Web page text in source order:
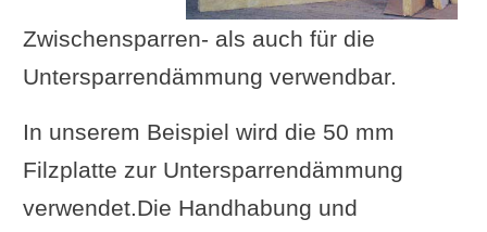
Zwischensparren- als auch für die
Untersparrendämmung verwendbar.
In unserem Beispiel wird die 50 mm
Filzplatte zur Untersparrendämmung
verwendet.Die Handhabung und